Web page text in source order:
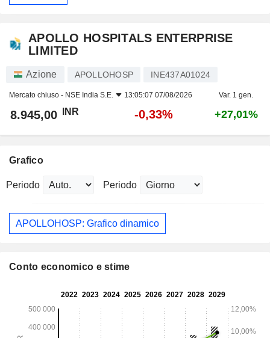
APOLLO HOSPITALS ENTERPRISE
LIMITED
Azione APOLLOHOSP INE437A01024
Mercato chiuso - NSE India S.E. 13:05:07 07/08/2026 Var. 1 gen.
8.945,00 INR -0,33% +27,01%
Grafico
Periodo Periodo
APOLLOHOSP: Grafico dinamico
Conto economico e stime